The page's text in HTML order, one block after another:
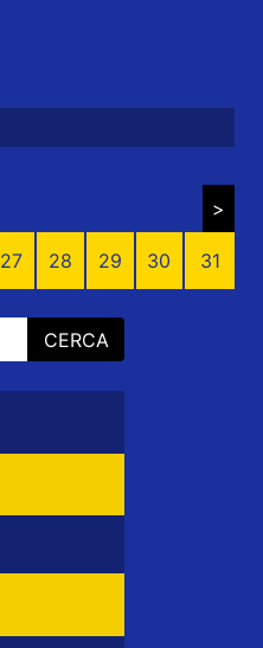
>
27 28 29 30 31
CERCA